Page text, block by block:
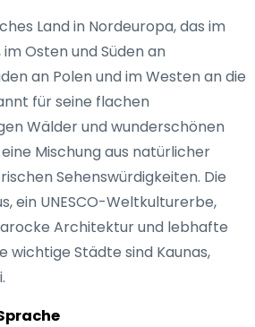
Land in Nordeuropa, das im
Osten und Süden an
an Polen und im Westen an die
für seine flachen
Wälder und wunderschönen
Mischung aus natürlicher
Sehenswürdigkeiten. Die
ein UNESCO-Weltkulturerbe,
Architektur und lebhafte
wichtige Städte sind Kaunas,